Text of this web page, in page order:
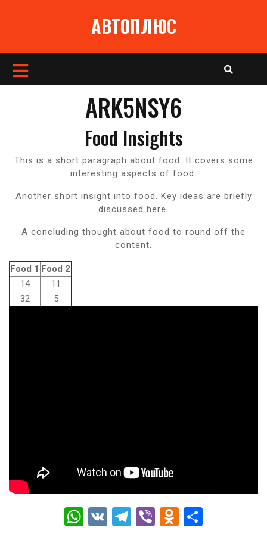
АВТОПЛЮС
Кнопка
ARK5NSY6
Food Insights
This is a short paragraph about food. It covers some
interesting aspects of food.
Another short insight into food. Key ideas are briefly
discussed here.
A concluding thought about food to round off the
content.
Food 1 Food 2
14
11
32
5
W V T Vi O